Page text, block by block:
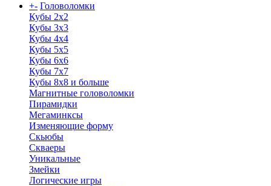
+- Головоломки
Кубы 2х2
Кубы 3х3
Кубы 4x4
Кубы 5х5
Кубы 6х6
Кубы 7х7
Кубы 8х8 и больше
Магнитные головоломки
Пирамидки
Мегаминксы
Изменяющие форму
Скьюбы
Скваеры
Уникальные
Змейки
Логические игры